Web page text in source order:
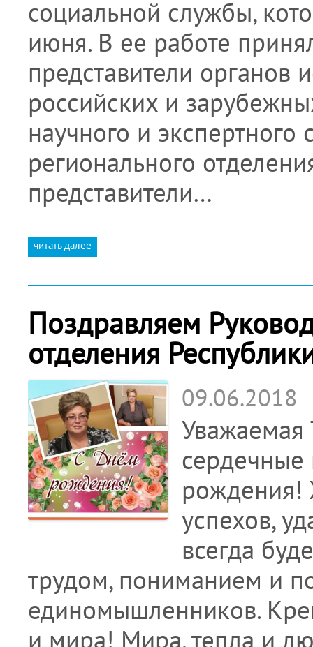
социальной службы,
июня. В ее работе
представители органов
российских и
научного и экспертного
регионального
представители…
читать далее
Поздравляем
отделения
09.06.2018
Уважаемая
рождения!
успехов,
всегда
трудом, пониманием и
единомышленников.
и мира! Мира, тепла и